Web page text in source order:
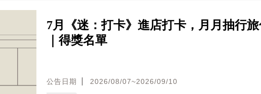
7月《迷：打卡》進店打卡，月月抽行
｜得獎名單
公告日期 2026/08/07~2026/09/10